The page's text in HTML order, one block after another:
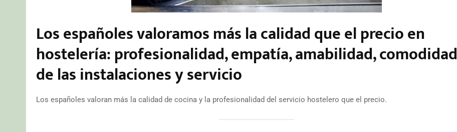
Los españoles valoramos más la calidad que el precio en
hostelería: profesionalidad, empatía, amabilidad, comodidad
de las instalaciones y servicio
Los españoles valoran más la calidad de cocina y la profesionalidad del servicio hostelero que el precio.